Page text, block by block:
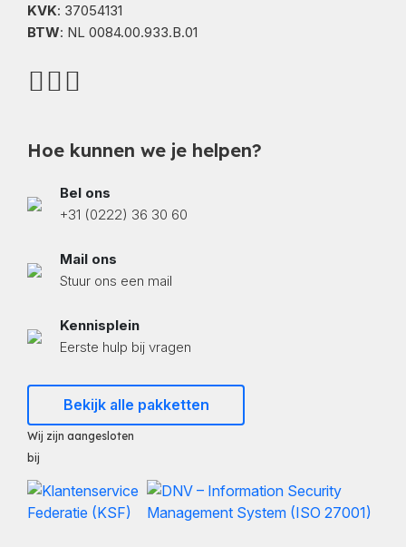
KVK: 37054131
BTW: NL 0084.00.933.B.01
Hoe kunnen we je helpen?
Bel ons
+31 (0222) 36 30 60
Mail ons
Stuur ons een mail
Kennisplein
Eerste hulp bij vragen
Bekijk alle pakketten
Wij zijn aangesloten
bij